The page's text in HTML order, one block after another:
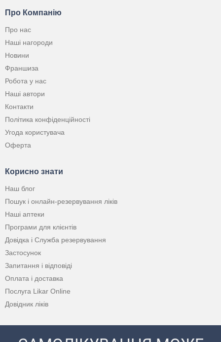
Про Компанію
Про нас
Наші нагороди
Новини
Франшиза
Робота у нас
Наші автори
Контакти
Політика конфіденційності
Угода користувача
Оферта
Корисно знати
Наш блог
Пошук і онлайн-резервування ліків
Наші аптеки
Програми для клієнтів
Довідка і Служба резервування
Застосунок
Запитання і відповіді
Оплата і доставка
Послуга Likar Online
Довідник ліків